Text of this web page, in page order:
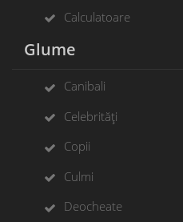
Calculatoare
Glume
Canibali
Celebrități
Copii
Culmi
Deocheate